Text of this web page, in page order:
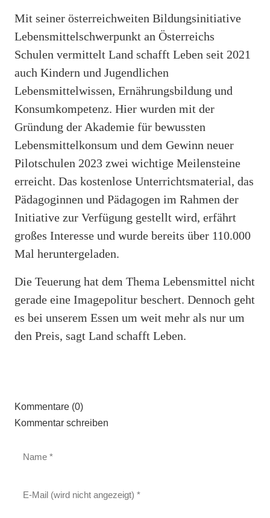
Mit seiner österreichweiten Bildungsinitiative
Lebensmittelschwerpunkt an Österreichs
Schulen vermittelt Land schafft Leben seit 2021
auch Kindern und Jugendlichen
Lebensmittelwissen, Ernährungsbildung und
Konsumkompetenz. Hier wurden mit der
Gründung der Akademie für bewussten
Lebensmittelkonsum und dem Gewinn neuer
Pilotschulen 2023 zwei wichtige Meilensteine
erreicht. Das kostenlose Unterrichtsmaterial, das
Pädagoginnen und Pädagogen im Rahmen der
Initiative zur Verfügung gestellt wird, erfährt
großes Interesse und wurde bereits über 110.000
Mal heruntergeladen.
Die Teuerung hat dem Thema Lebensmittel nicht
gerade eine Imagepolitur beschert. Dennoch geht
es bei unserem Essen um weit mehr als nur um
den Preis, sagt Land schafft Leben.
Kommentare (0)
Kommentar schreiben